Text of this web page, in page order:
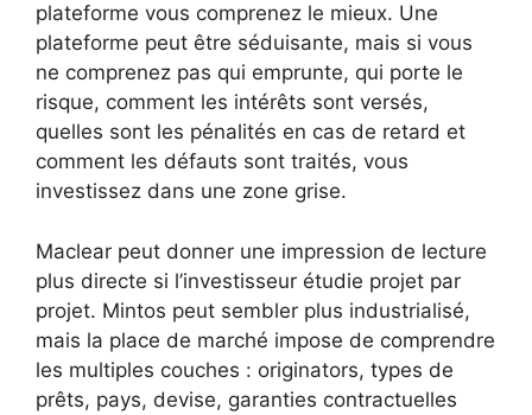
plateforme vous comprenez le mieux. Une
plateforme peut être séduisante, mais si vous
ne comprenez pas qui emprunte, qui porte le
risque, comment les intérêts sont versés,
quelles sont les pénalités en cas de retard et
comment les défauts sont traités, vous
investissez dans une zone grise.
Maclear peut donner une impression de lecture
plus directe si l’investisseur étudie projet par
projet. Mintos peut sembler plus industrialisé,
mais la place de marché impose de comprendre
les multiples couches : originators, types de
prêts, pays, devise, garanties contractuelles